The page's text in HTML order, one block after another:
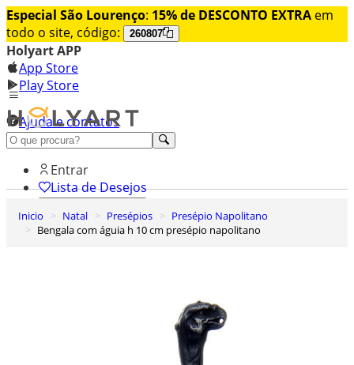
Especial São Lourenço: 15% de DESCONTO EXTRA em
todo o site, código:
260807
Holyart APP
App Store
Play Store
Ajuda e contatos
Conheça premium
Entrar
Lista de Desejos
Carrinho de Compras
Inicio Natal Presépios
Presépio Napolitano
Bengala com águia h 10 cm presépio napolitano